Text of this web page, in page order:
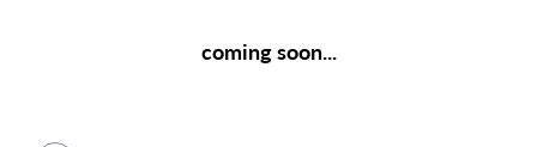
coming soon...